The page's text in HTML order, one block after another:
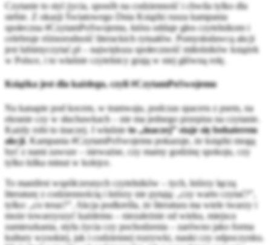
Czytanie to styl życia, sposób na codzienność i chwila tylko dla
siebie. Z okazji Światowego Dnia Książki rusza kampania
społeczna #CzytamPoSwojemu, która oddaje głos czytelnikom i
celebruje różnorodność literackich rytuałów. Pomysłodawcą akcji
jest lubimyczytać.pl – największa społeczność miłośników książek
w Polsce, i to właśnie czytelnicy grają w niej główną rolę.
Książka jest dla każdego, czyli #CzytamPoSwojemu
Na kanapie pod kocem, w tramwaju, podczas spaceru z psem, na
ekranie czy w słuchawkach – nie ma jednego przepisu na czytanie.
Każdy robi to inaczej. I właśnieto „inaczej” staje się bohaterem
akcji. Kampania #CzytamPoSwojemu pokazuje, że książki mogą
być z nami zawsze – nieważne, czy mamy godzinę spokoju, czy
tylko kilka minut w kolejce.
To manifest współczesnych czytelników – tych, którzy łączą
literaturę z codziennością i którzy nie pytają: „czy warto czytać?”,
tylko: „co teraz?”. Akcja podkreśla, że literatura ma wiele twarzy i
może towarzyszyć każdemu – niezależnie od wieku, miejsca
zamieszkania, stylu życia czy pochodzenia – zarówno jako forma
kultury wysokiej, jak i codziennej rozrywki, nauki czy odpoczynku.